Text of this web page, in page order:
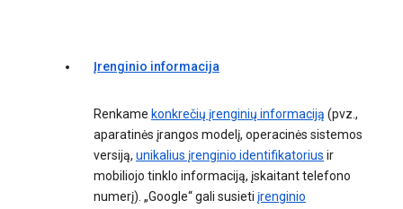
Įrenginio informacija
Renkame konkrečių įrenginių informaciją (pvz.,
aparatinės įrangos modelį, operacinės sistemos
versiją, unikalius įrenginio identifikatorius ir
mobiliojo tinklo informaciją, įskaitant telefono
numerį). „Google“ gali susieti įrenginio